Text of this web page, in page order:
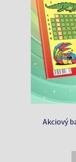
Akciový